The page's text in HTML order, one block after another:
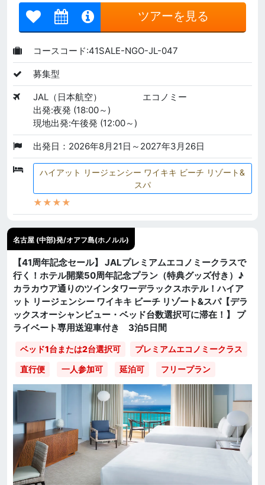
ツアーを見る
コースコード:41SALE-NGO-JL-047
募集型
JAL（日本航空）
エコノミー
出発:夜発 (18:00～)
現地出発:午後発 (12:00～)
出発日：2026年8月21日～2027年3月26日
ハイアット リージェンシー ワイキキ ビーチ リゾート&
スパ
★★★★
名古屋 (中部)発/オアフ島(ホノルル)
【41周年記念セール】 JALプレミアムエコノミークラスで
行く！ホテル開業50周年記念プラン（特典グッズ付き）♪
カラカウア通りのツインタワーデラックスホテル！ハイア
ット リージェンシー ワイキキ ビーチ リゾート&スパ【デラ
ックスオーシャンビュー・ベッド台数選択可に滞在！】 プ
ライベート専用送迎車付き 3泊5日間
ベッド1台または2台選択可
プレミアムエコノミークラス
直行便
一人参加可 延泊可 フリープラン